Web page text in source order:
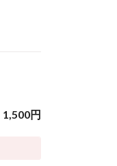
1,500円